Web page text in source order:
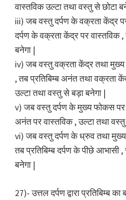
वास्तविक उल्टा तथा वस्तु से छोटा
iii) जब वस्तु दर्पण के वक्रता केंद्र पर
दर्पण के वक्रता केंद्र पर वास्तविक
बनेगा |
iv) जब वस्तु वक्रता केंद्र तथा मुख्य
, तब प्रतिबिम्ब अनंत तथा वक्रता
उल्टा तथा वस्तु से बड़ा बनेगा |
v) जब वस्तु दर्पण के मुख्य फोकस पर
अनंत पर वास्तविक , उल्टा तथा
vi) जब वस्तु दर्पण के ध्रुव तथा
तब प्रतिबिम्ब दर्पण के पीछे आभासी
बनेगा |
27)- उत्तल दर्पण द्वारा प्रतिबिम्ब का